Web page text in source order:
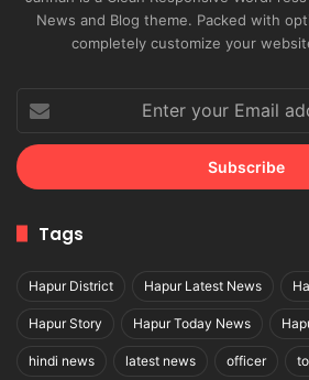
Jannah is a Clean Responsive
News and Blog theme. Packed with
completely customize your
Enter
Email
address
Tags
Hapur District Hapur Latest News
Hapur Story Hapur Today News
hindi news latest news officer